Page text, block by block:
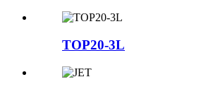
TOP20-3L